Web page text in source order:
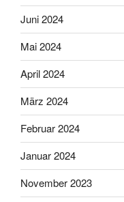
Juni 2024
Mai 2024
April 2024
März 2024
Februar 2024
Januar 2024
November 2023